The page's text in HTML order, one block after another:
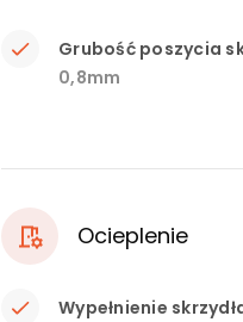
Grubość poszycia
0,8mm
Ocieplenie
Wypełnienie